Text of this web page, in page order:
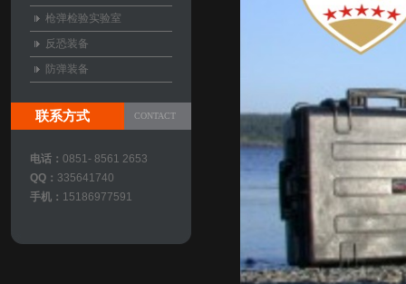
枪弹检验实验室
反恐装备
防弹装备
CONTACT
联系方式
电话： 0851- 8561 2653
QQ： 335641740
手机： 15186977591